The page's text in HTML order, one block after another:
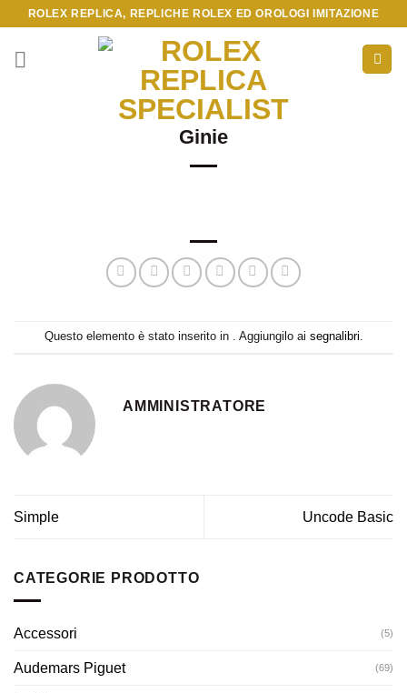
content
ROLEX REPLICA, REPLICHE ROLEX ED OROLOGI IMITAZIONE
Ginie
Questo elemento è stato inserito in . Aggiungilo ai segnalibri.
AMMINISTRATORE
Simple Uncode Basic
CATEGORIE PRODOTTO
Accessori (5)
Audemars Piguet (69)